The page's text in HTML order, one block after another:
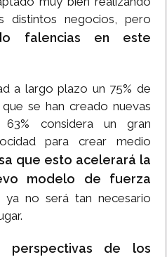
distintos negocios, pero
falencias en este
a largo plazo un 75% de
se han creado nuevas
63% considera un gran
para crear medio
que esto acelerará la
modelo de fuerza
no será tan necesario
de los